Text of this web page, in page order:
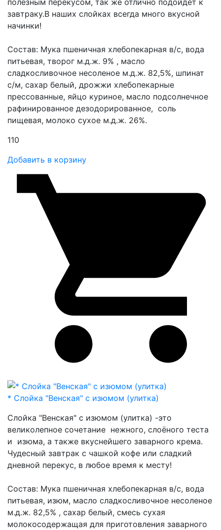
полезным перекусом, так же отлично подойдет к
завтраку.В наших слойках всегда много вкусной
начинки!
Состав: Мука пшеничная хлебопекарная в/с, вода
питьевая, творог м.д.ж. 9% , масло
сладкосливочное несоленое м.д.ж. 82,5%, шпинат
с/м, сахар белый, дрожжи хлебопекарные
прессованные, яйцо куриное, масло подсолнечное
рафинированное дезодорированное, соль
пищевая, молоко сухое м.д.ж. 26%.
110
Добавить в корзину
* Слойка "Венская" с изюмом (улитка)
Слойка "Венская" с изюмом (улитка) -это
великолепное сочетание нежного, слоёного теста
и изюма, а также вкуснейшего заварного крема.
Чудесный завтрак с чашкой кофе или сладкий
дневной перекус, в любое время к месту!
Состав: Мука пшеничная хлебопекарная в/с, вода
питьевая, изюм, масло сладкосливочное несоленое
м.д.ж. 82,5% , сахар белый, смесь сухая
молокосодержащая для приготовления заварного